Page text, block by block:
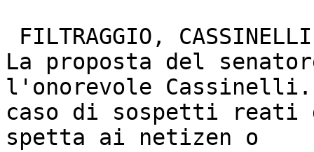
La proposta del
l'onorevole
caso di sospetti reati
spetta ai netizen o